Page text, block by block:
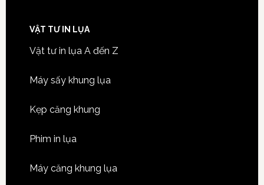
VẬT TƯ IN LỤA
Vật tư in lụa A đến Z
Máy sấy khung lụa
Kẹp căng khung
Phim in lụa
Máy căng khung lụa